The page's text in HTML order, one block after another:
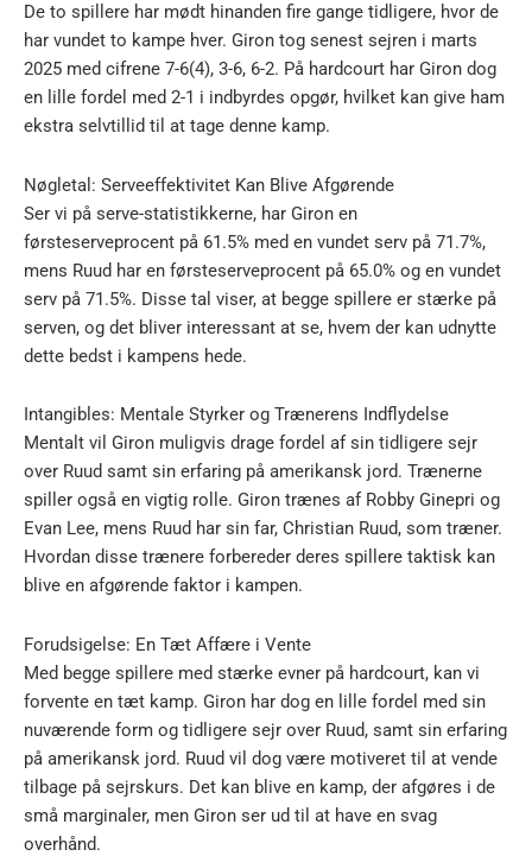
De to spillere har mødt hinanden fire gange tidligere, hvor de
har vundet to kampe hver. Giron tog senest sejren i marts
2025 med cifrene 7-6(4), 3-6, 6-2. På hardcourt har Giron dog
en lille fordel med 2-1 i indbyrdes opgør, hvilket kan give ham
ekstra selvtillid til at tage denne kamp.
Nøgletal: Serveeffektivitet Kan Blive Afgørende
Ser vi på serve-statistikkerne, har Giron en
førsteserveprocent på 61.5% med en vundet serv på 71.7%,
mens Ruud har en førsteserveprocent på 65.0% og en vundet
serv på 71.5%. Disse tal viser, at begge spillere er stærke på
serven, og det bliver interessant at se, hvem der kan udnytte
dette bedst i kampens hede.
Intangibles: Mentale Styrker og Trænerens Indflydelse
Mentalt vil Giron muligvis drage fordel af sin tidligere sejr
over Ruud samt sin erfaring på amerikansk jord. Trænerne
spiller også en vigtig rolle. Giron trænes af Robby Ginepri og
Evan Lee, mens Ruud har sin far, Christian Ruud, som træner.
Hvordan disse trænere forbereder deres spillere taktisk kan
blive en afgørende faktor i kampen.
Forudsigelse: En Tæt Affære i Vente
Med begge spillere med stærke evner på hardcourt, kan vi
forvente en tæt kamp. Giron har dog en lille fordel med sin
nuværende form og tidligere sejr over Ruud, samt sin erfaring
på amerikansk jord. Ruud vil dog være motiveret til at vende
tilbage på sejrskurs. Det kan blive en kamp, der afgøres i de
små marginaler, men Giron ser ud til at have en svag
overhånd.